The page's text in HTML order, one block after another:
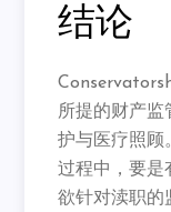
结论
所提的财产监
护与医疗照顾
过程中，要是
欲针对渎职的